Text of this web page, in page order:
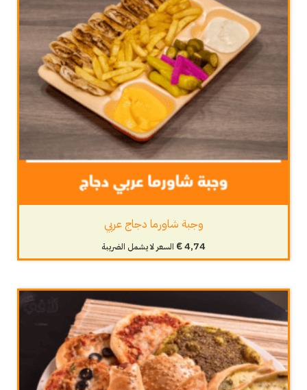
وجبة شاورما دجاج عربي
€4,74 السعر لا يشمل الضريبة